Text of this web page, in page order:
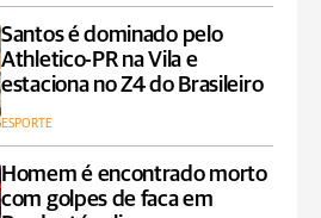
Santos é dominado pelo
Athletico-PR na Vila e
estaciona no Z4 do Brasileiro
ESPORTE
Homem é encontrado morto
com golpes de faca em